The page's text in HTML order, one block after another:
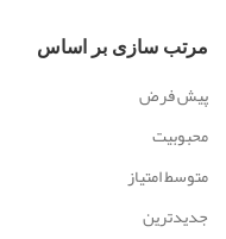
مرتب سازی بر اساس
پیش فرض
محبوبیت
متوسط امتیاز
جدیدترین